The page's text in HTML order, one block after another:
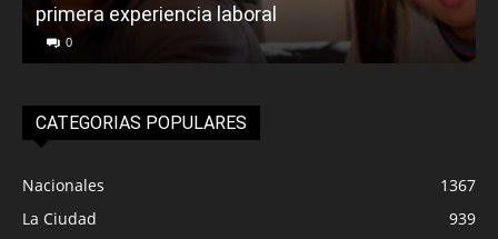
primera experiencia laboral
0
CATEGORIAS POPULARES
Nacionales
1367
La Ciudad
939